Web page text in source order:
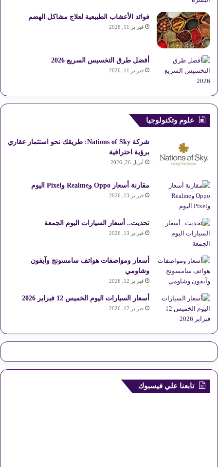
فوائد الأعشاب الطبيعية لعلاج مشاكل الهضم
فبراير 11, 2026
أفضل طرق التخسيس السريع 2026
فبراير 11, 2026
علوم وتكنولوجيا
شركة Nations of Sky: طريقك نحو استثمار عقاري
برؤية احترافية
أبريل 26, 2026
مقارنة أسعار Oppo وRealme وPixel اليوم
فبراير 13, 2026
تحديث.. أسعار السيارات اليوم الجمعة
فبراير 13, 2026
أسعار ومواصفات هواتف سامسونج وآيفون
وشاومي
فبراير 12, 2026
أسعار السيارات اليوم الخميس 12 فبراير 2026
فبراير 12, 2026
تابعنا علي فيسبوك